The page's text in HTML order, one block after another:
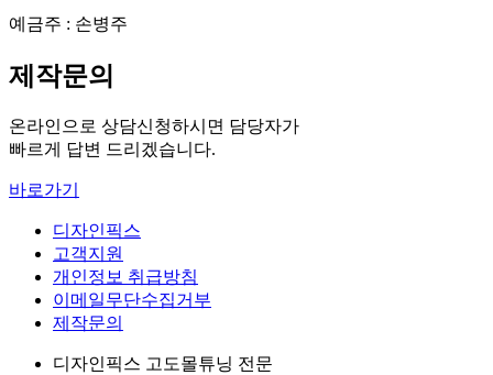
예금주 : 손병주
제작문의
온라인으로 상담신청하시면 담당자가
빠르게 답변 드리겠습니다.
바로가기
디자인픽스
고객지원
개인정보 취급방침
이메일무단수집거부
제작문의
디자인픽스 고도몰튜닝 전문